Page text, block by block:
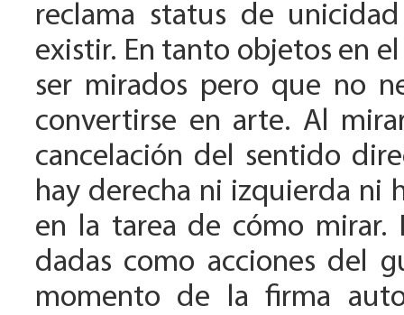
reclama status de
existir. En tanto objetos en
ser mirados pero que no
convertirse en arte. Al
cancelación del sentido
hay derecha ni izquierda ni
en la tarea de cómo mirar.
dadas como acciones del
momento de la firma